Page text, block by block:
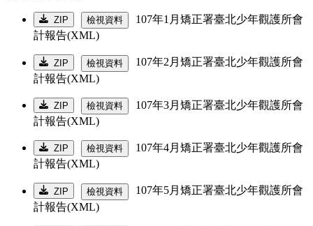
ZIP 檢視資料
107年1月矯正署臺北少年觀護所會
計報告(XML)
ZIP 檢視資料
107年2月矯正署臺北少年觀護所會
計報告(XML)
ZIP 檢視資料
107年3月矯正署臺北少年觀護所會
計報告(XML)
ZIP 檢視資料
107年4月矯正署臺北少年觀護所會
計報告(XML)
ZIP 檢視資料
107年5月矯正署臺北少年觀護所會
計報告(XML)